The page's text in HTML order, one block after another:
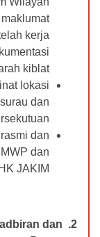
kerja
kiblat.
lokasi
dan
dan
dan
JAKIM.
2.
dan